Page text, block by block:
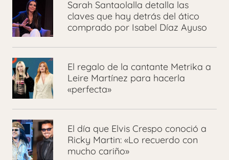
Sarah Santaolalla detalla las
claves que hay detrás del ático
comprado por Isabel Díaz Ayuso
El regalo de la cantante Metrika a
Leire Martínez para hacerla
«perfecta»
El día que Elvis Crespo conoció a
Ricky Martin: «Lo recuerdo con
mucho cariño»